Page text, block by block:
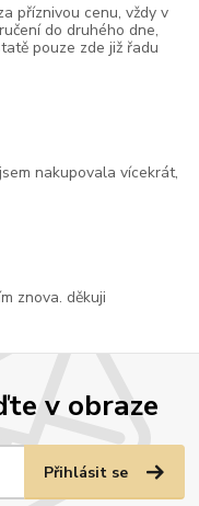
v obraze
Přihlásit se
příznivou cenu, vždy v
do druhého dne,
pouze zde již řadu
nakupovala vícekrát,
znova. děkuji